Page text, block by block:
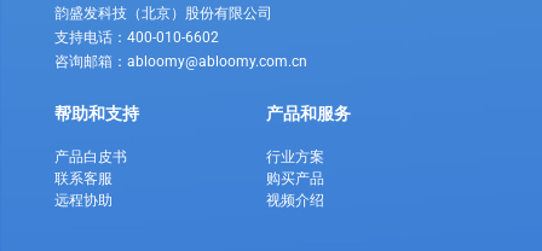
韵盛发科技（北京）股份有限公司
支持电话：400-010-6602
咨询邮箱：abloomy@abloomy.com.cn
帮助和支持
产品白皮书
联系客服
远程协助
产品和服务
行业方案
购买产品
视频介绍